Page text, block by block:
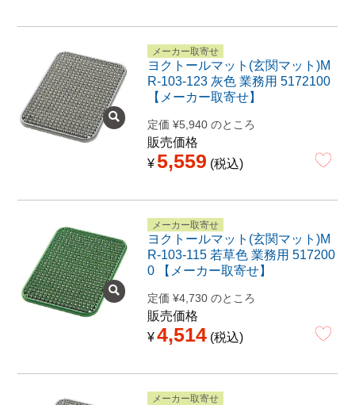
メーカー取寄せ
ヨクトールマット(玄関マット)M
R-103-123 灰色 業務用 5172100
【メーカー取寄せ】
定価 ¥5,940 のところ
販売価格
¥5,559 税込
メーカー取寄せ
ヨクトールマット(玄関マット)M
R-103-115 若草色 業務用 517200
0 【メーカー取寄せ】
定価 ¥4,730 のところ
販売価格
¥4,514 税込
メーカー取寄せ